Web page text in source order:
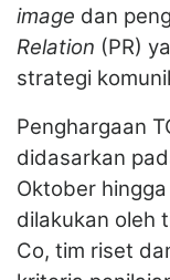
image dan
Relation (PR)
strategi
Penghargaan
didasarkan
Oktober
dilakukan oleh
Co, tim riset